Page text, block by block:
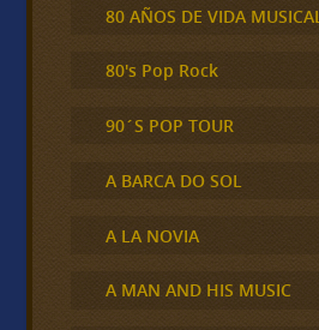
80 AÑOS DE VIDA MUSICAL
80's Pop Rock
90´S POP TOUR
A BARCA DO SOL
A LA NOVIA
A MAN AND HIS MUSIC